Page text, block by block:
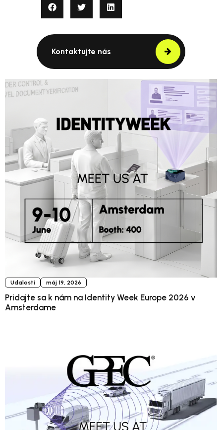
Kontaktujte nás
Udalosti máj 19, 2026
Pridajte sa k nám na Identity Week Europe 2026 v
Amsterdame